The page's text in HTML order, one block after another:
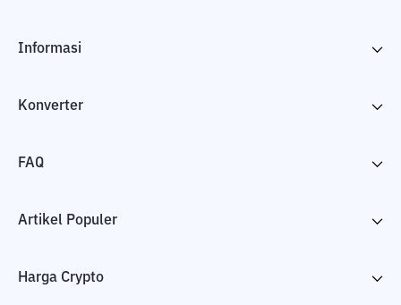
Informasi
Konverter
FAQ
Artikel Populer
Harga Crypto